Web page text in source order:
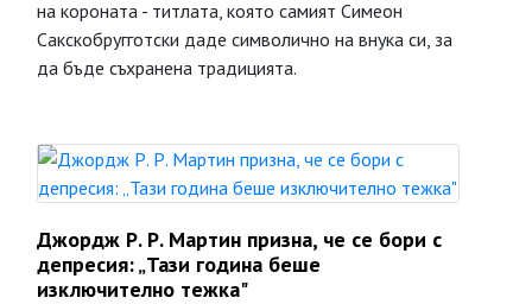
на короната - титлата, която самият Симеон
Сакскобругготски даде символично на внука си, за
да бъде съхранена традицията.
Джордж Р. Р. Мартин призна, че се бори с
депресия: „Тази година беше
изключително тежка"